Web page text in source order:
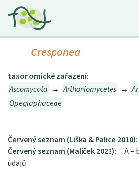
Cresponea
taxonomické zařazení:
Ascomycota → Arthoniomycetes →
Opegraphaceae
Červený seznam (Liška & Palice 2010):
Červený seznam (Malíček 2023):
A –
údajů